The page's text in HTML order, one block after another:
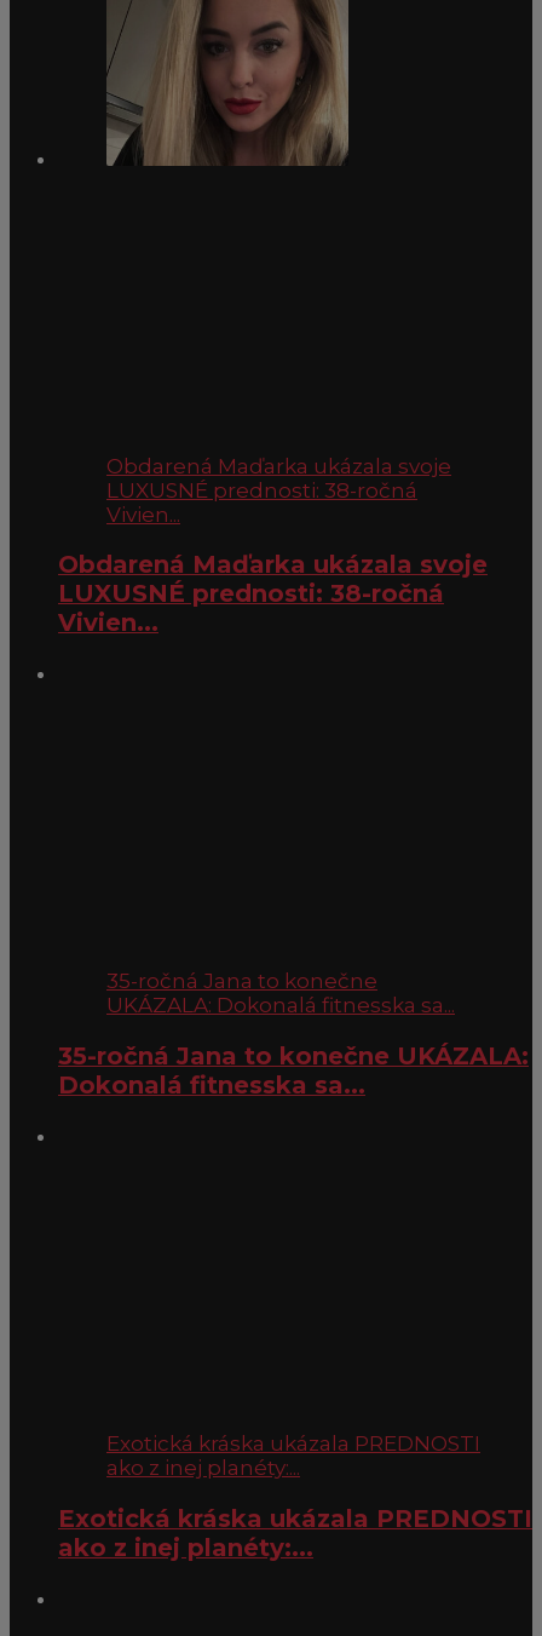
Obdarená Maďarka ukázala svoje
LUXUSNÉ prednosti: 38-ročná
Vivien...
Obdarená Maďarka ukázala svoje
LUXUSNÉ prednosti: 38-ročná
Vivien...
35-ročná Jana to konečne
UKÁZALA: Dokonalá fitnesska sa...
35-ročná Jana to konečne UKÁZALA:
Dokonalá fitnesska sa...
Exotická kráska ukázala PREDNOSTI
ako z inej planéty:...
Exotická kráska ukázala PREDNOSTI
ako z inej planéty:...